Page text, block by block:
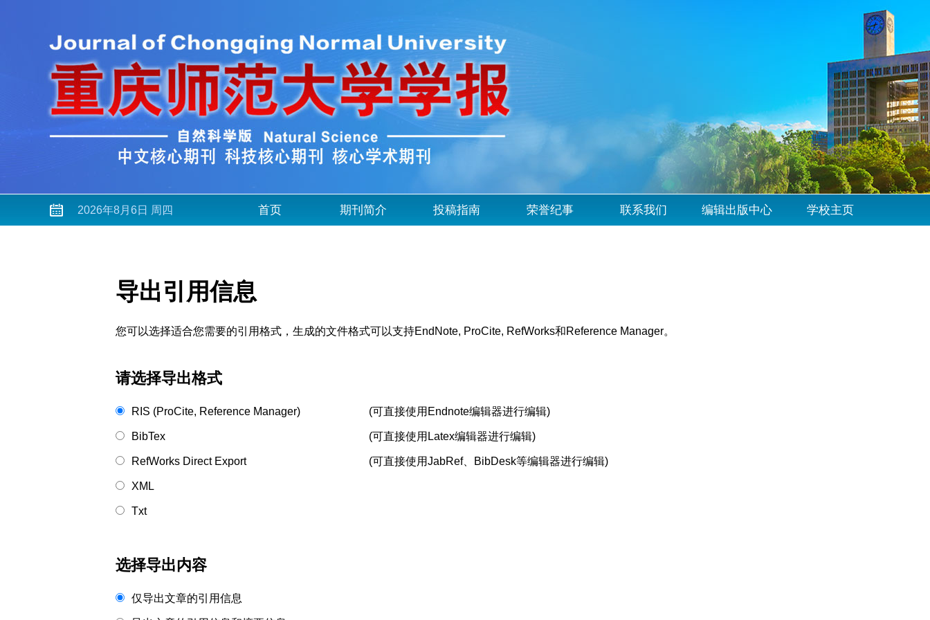
2026年8月6日 周四 首页 期刊简介 投稿指南 荣誉纪事 联系我们 编辑出版中心 学校主页
导出引用信息
您可以选择适合您需要的引用格式，生成的文件格式可以支持EndNote, ProCite, RefWorks和Reference Manager。
请选择导出格式
RIS (ProCite, Reference Manager) (可直接使用Endnote编辑器进行编辑)
BibTex (可直接使用Latex编辑器进行编辑)
RefWorks Direct Export (可直接使用JabRef、BibDesk等编辑器进行编辑)
XML
Txt
选择导出内容
仅导出文章的引用信息